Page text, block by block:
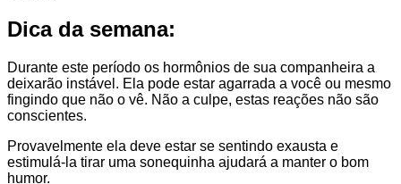
Dica da semana:
Durante este período os hormônios de sua companheira a
deixarão instável. Ela pode estar agarrada a você ou mesmo
fingindo que não o vê. Não a culpe, estas reações não são
conscientes.
Provavelmente ela deve estar se sentindo exausta e
estimulá-la tirar uma sonequinha ajudará a manter o bom
humor.